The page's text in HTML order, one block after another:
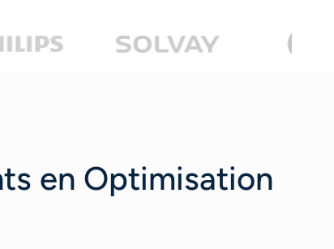
en Optimisation